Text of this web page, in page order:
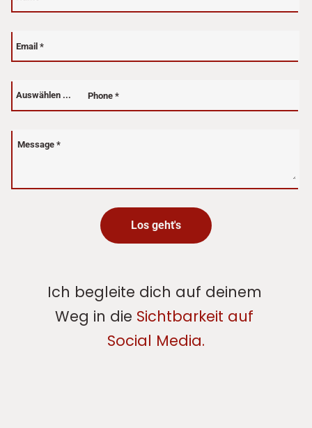
Email
Phone
Auswählen ...
phone-prefix
Message
Los geht's
Ich begleite dich auf deinem
Weg in die Sichtbarkeit auf
Social Media.